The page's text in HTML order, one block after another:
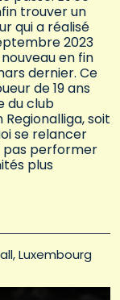
trouver un
qui a réalisé
2023
en fin
dernier. Ce
de 19 ans
du club
soit
se relancer
pas performer
plus
Luxembourg